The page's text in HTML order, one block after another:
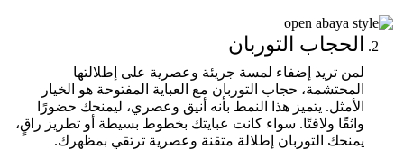
الحجاب التوربان
لمن تريد إضفاء لمسة جريئة وعصرية على إطلالتها
المحتشمة، حجاب التوربان مع العباية المفتوحة هو الخيار
الأمثل. يتميز هذا النمط بأنه أنيق وعصري، ليمنحك حضورًا
واثقًا ولافتًا. سواء كانت عبايتك بخطوط بسيطة أو تطريز راقٍ،
يمنحك التوربان إطلالة متقنة وعصرية ترتقي بمظهرك.